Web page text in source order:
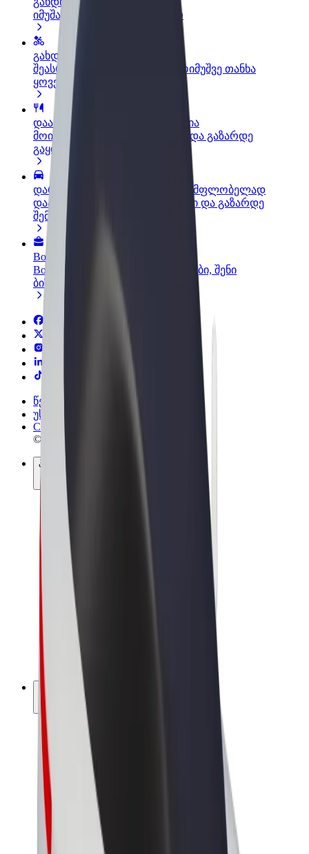
იმუშავე საკუთარი გრაფიკით
გახდი კურიერი
შეასრულე შეკვეთები და გამოიმუშვე თანხა
ყოველკვირეულად
დაამატე რესტორანი ან მაღაზია
მოიზიდე მეტი მომხმარებელი და გაზარდე
გაყიდვები
დარეგისტრირდი ავტოპარკის მფლობელად
დაამატე შენი ავტოპარკი Bolt-ში და გაზარდე
შემოსავალი
Bolt ბიზნესისთვის
Bolt-ის პროდუქტები და სერვისები, შენი
ბიზნესისთვის
წესები და პირობები
უსაფრთხოება
Cookies
© 2026 Bolt Technology OÜ
პროდუქტები
მგზავრობები
სკუტერები
Bolt Market
Bolt Food
Bolt Drive
Bolt ბიზნესისთვის
ელ. ბაიკი
Bolt Plus
გამოიმუშავე Bolt-თან ერთად
მძღოლები
მძღოლის შემოსავლები
კურიერები
კურიერის შემოსავლები
Bolt Food პარტნიორები
ავტოპარკები